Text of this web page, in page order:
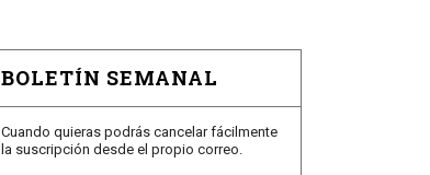
BOLETÍN SEMANAL
Cuando quieras podrás cancelar fácilmente
la suscripción desde el propio correo.